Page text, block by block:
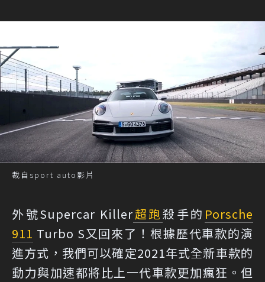
裁自sport auto影片
外號Supercar Killer超跑殺手的 Porsche
911 Turbo S又回來了！根據歷代車款的演
進方式，我們可以確定2021年式全新車款的
動力與加速都將比上一代車款更加瘋狂。但